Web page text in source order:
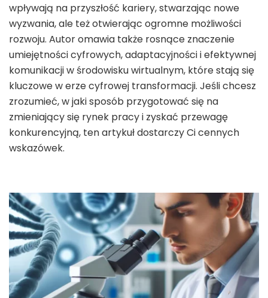
wpływają na przyszłość kariery, stwarzając nowe
wyzwania, ale też otwierając ogromne możliwości
rozwoju. Autor omawia także rosnące znaczenie
umiejętności cyfrowych, adaptacyjności i efektywnej
komunikacji w środowisku wirtualnym, które stają się
kluczowe w erze cyfrowej transformacji. Jeśli chcesz
zrozumieć, w jaki sposób przygotować się na
zmieniający się rynek pracy i zyskać przewagę
konkurencyjną, ten artykuł dostarczy Ci cennych
wskazówek.